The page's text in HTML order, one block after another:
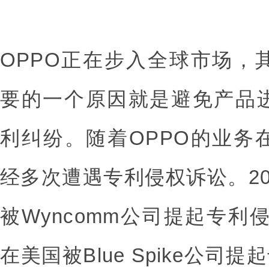
OPPO正在步入全球市场，
要的一个原因就是避免产品
利纠纷。随着OPPO的业务
经多次遭遇专利侵权诉讼。
被Wyncomm公司提起专利
在美国被Blue Spike公司提